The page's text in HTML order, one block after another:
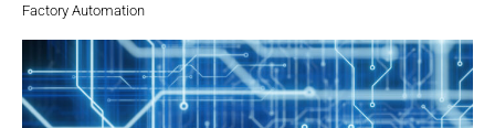
Factory Automation